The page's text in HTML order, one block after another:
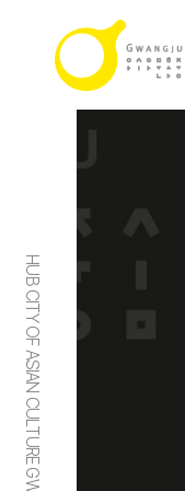
HUB CITY OF ASIAN CULTURE GWANGJU